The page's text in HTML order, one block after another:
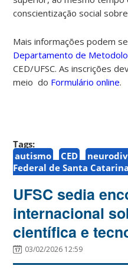
conscientização social
Mais informações podem
Departamento de
CED/UFSC. As inscrições
meio do Formulário online.
Tags:
autismo
CED
Federal de Santa Catarina
UFSC sedia
internacional
científica e
03/02/2026 12:59